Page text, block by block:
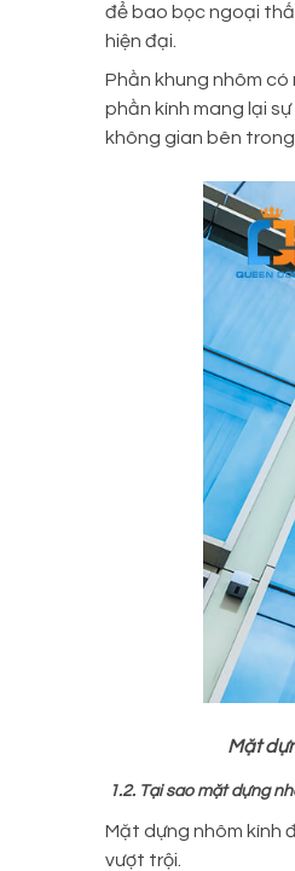
để bao bọc ngoại
hiện đại.
Phần khung nhôm
phần kính mang lại
không gian bên trong.
Mặt
1.2. Tại sao mặt dựng
Mặt dựng nhôm kính
vượt trội.